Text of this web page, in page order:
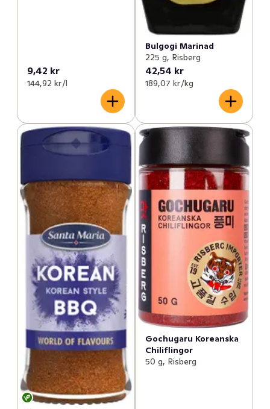
9,42 kr
144,92 kr /l
Bulgogi Marinad
225 g, Risberg
42,54 kr
189,07 kr /kg
Gochugaru Koreanska
Chiliflingor
50 g, Risberg